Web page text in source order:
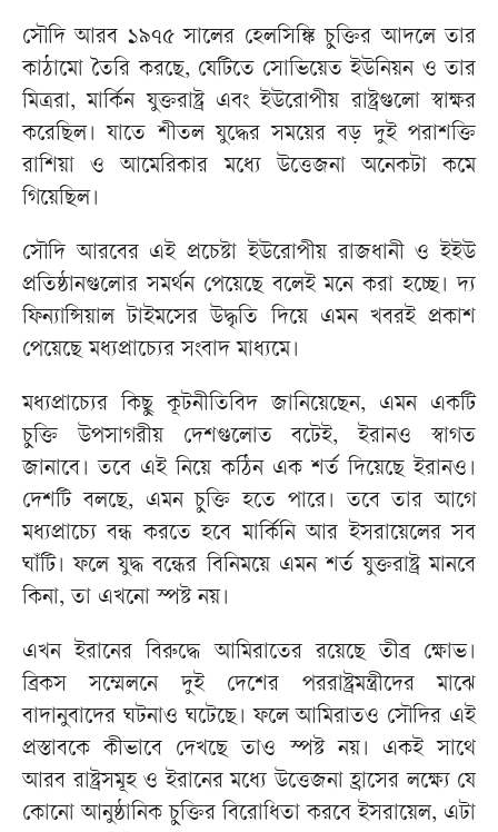
সৌদি আরব ১৯৭৫ সালের হেলসিঙ্কি চুক্তির আদলে তার
কাঠামো তৈরি করছে, যেটিতে সোভিয়েত ইউনিয়ন ও তার
মিত্ররা, মার্কিন যুক্তরাষ্ট্র এবং ইউরোপীয় রাষ্ট্রগুলো স্বাক্ষর
করেছিল। যাতে শীতল যুদ্ধের সময়ের বড় দুই পরাশক্তি
রাশিয়া ও আমেরিকার মধ্যে উত্তেজনা অনেকটা কমে
গিয়েছিল।
সৌদি আরবের এই প্রচেষ্টা ইউরোপীয় রাজধানী ও ইইউ
প্রতিষ্ঠানগুলোর সমর্থন পেয়েছে বলেই মনে করা হচ্ছে। দ্য
ফিন্যান্সিয়াল টাইমসের উদ্ধৃতি দিয়ে এমন খবরই প্রকাশ
পেয়েছে মধ্যপ্রাচ্যের সংবাদ মাধ্যমে।
মধ্যপ্রাচ্যের কিছু কূটনীতিবিদ জানিয়েছেন, এমন একটি
চুক্তি উপসাগরীয় দেশগুলোত বটেই, ইরানও স্বাগত
জানাবে। তবে এই নিয়ে কঠিন এক শর্ত দিয়েছে ইরানও।
দেশটি বলছে, এমন চুক্তি হতে পারে। তবে তার আগে
মধ্যপ্রাচ্যে বন্ধ করতে হবে মার্কিনি আর ইসরায়েলের সব
ঘাঁটি। ফলে যুদ্ধ বন্ধের বিনিময়ে এমন শর্ত যুক্তরাষ্ট্র মানবে
কিনা, তা এখনো স্পষ্ট নয়।
এখন ইরানের বিরুদ্ধে আমিরাতের রয়েছে তীব্র ক্ষোভ।
ব্রিকস সম্মেলনে দুই দেশের পররাষ্ট্রমন্ত্রীদের মাঝে
বাদানুবাদের ঘটনাও ঘটেছে। ফলে আমিরাতও সৌদির এই
প্রস্তাবকে কীভাবে দেখছে তাও স্পষ্ট নয়। একই সাথে
আরব রাষ্ট্রসমূহ ও ইরানের মধ্যে উত্তেজনা হ্রাসের লক্ষ্যে যে
কোনো আনুষ্ঠানিক চুক্তির বিরোধিতা করবে ইসরায়েল, এটা